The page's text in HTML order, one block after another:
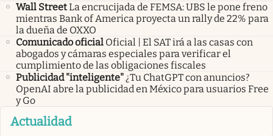
Wall StreetLa encrucijada de FEMSA: UBS le pone freno
mientras Bank of America proyecta un rally de 22% para
la dueña de OXXO
Comunicado oficial Oficial | El SAT irá a las casas con
abogados y cámaras especiales para verificar el
cumplimiento de las obligaciones fiscales
Publicidad "inteligente" ¿Tu ChatGPT con anuncios?
OpenAI abre la publicidad en México para usuarios Free
y Go
Actualidad